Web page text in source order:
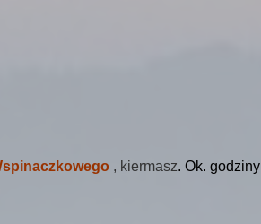
, kiermasz. Ok. godziny